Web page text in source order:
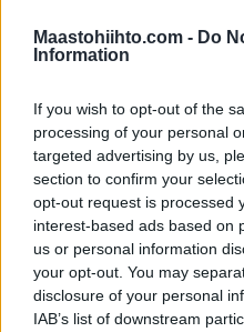
Maastohiihto.com - Do
Information
If you wish to opt-out of the
processing of your personal
targeted advertising by us,
section to confirm your
opt-out request is processed
interest-based ads based on
us or personal information
your opt-out. You may
disclosure of your personal
IAB’s list of downstream